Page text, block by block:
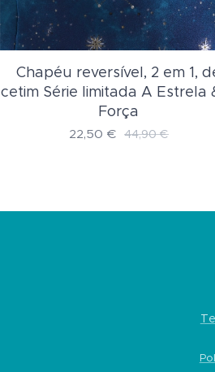
Chapéu reversível, 2 em 1,
cetim Série limitada A Estrela
Força
22,50 € 44,90€